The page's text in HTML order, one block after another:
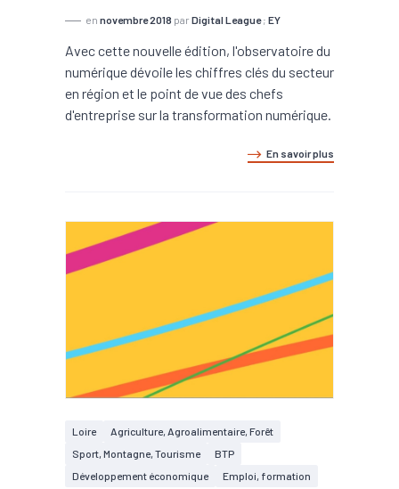
en novembre 2018 par Digital League; EY
Avec cette nouvelle édition, l'observatoire du
numérique dévoile les chiffres clés du secteur
en région et le point de vue des chefs
d'entreprise sur la transformation numérique.
En savoir plus
Loire
Agriculture, Agroalimentaire, Forêt
Sport, Montagne, Tourisme
BTP
Développement économique
Emploi, formation